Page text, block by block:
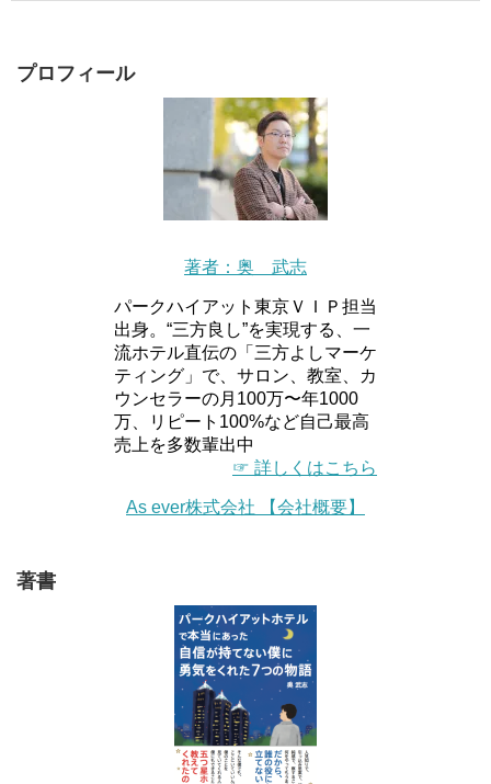
プロフィール
著者：奥 武志
パークハイアット東京ＶＩＰ担当
出身。“三方良し”を実現する、一
流ホテル直伝の「三方よしマーケ
ティング」で、サロン、教室、カ
ウンセラーの月100万〜年1000
万、リピート100%など自己最高
売上を多数輩出中
☞ 詳しくはこちら
As ever株式会社 【会社概要】
著書